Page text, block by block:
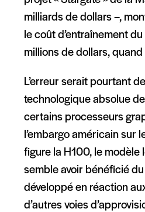
milliards de dollars –,
le coût d’entraînement
millions de dollars,
L’erreur serait pourtant
technologique absolue
certains processeurs
l’embargo américain sur
figure la H100, le modèle
semble avoir bénéficié
développé en réaction
d’autres voies